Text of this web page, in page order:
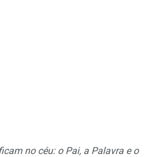
no céu: o Pai, a Palavra e o